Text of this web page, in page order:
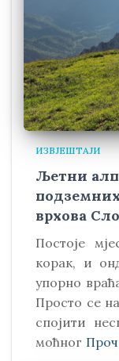
ИЗВЈЕШТАЈИ
Љетни
врхова
Постоје
корак, и
упорно
Просто се
спојити
моћног